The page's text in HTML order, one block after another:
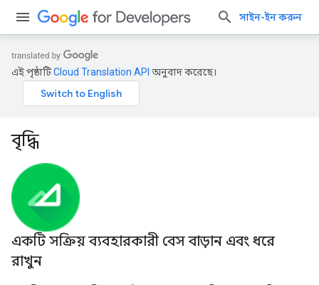
সাইন-ইন করুন
এই পৃষ্ঠাটিCloud Translation API অনুবাদ করেছে।
বৃদ্ধি
একটি সক্রিয় ব্যবহারকারী বেস বাড়ান এবং ধরে
রাখুন